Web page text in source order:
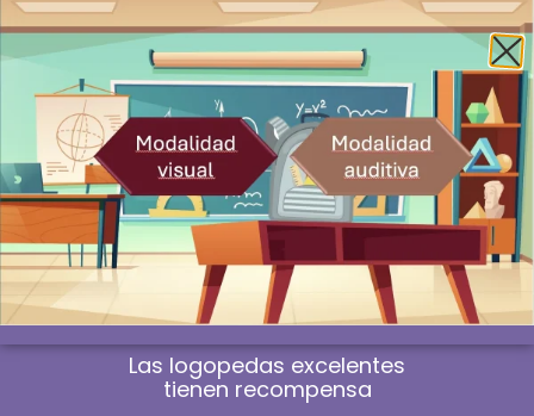
Envío gratis a la península a partir de 60€
¿Profesional? Compra sin IVA
WhatsApp
0
Las logopedas excelentes
tienen recompensa